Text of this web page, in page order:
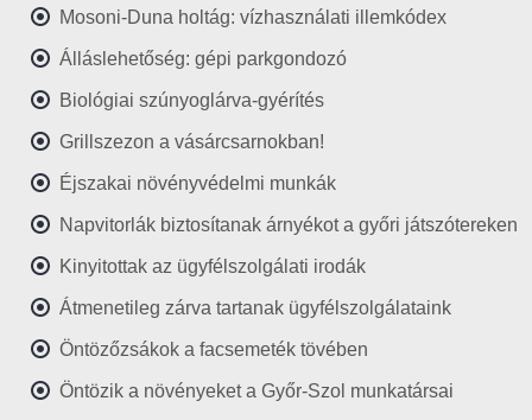
Mosoni-Duna holtág: vízhasználati illemkódex
Álláslehetőség: gépi parkgondozó
Biológiai szúnyoglárva-gyérítés
Grillszezon a vásárcsarnokban!
Éjszakai növényvédelmi munkák
Napvitorlák biztosítanak árnyékot a győri játszótereken
Kinyitottak az ügyfélszolgálati irodák
Átmenetileg zárva tartanak ügyfélszolgálataink
Öntözőzsákok a facsemeték tövében
Öntözik a növényeket a Győr-Szol munkatársai